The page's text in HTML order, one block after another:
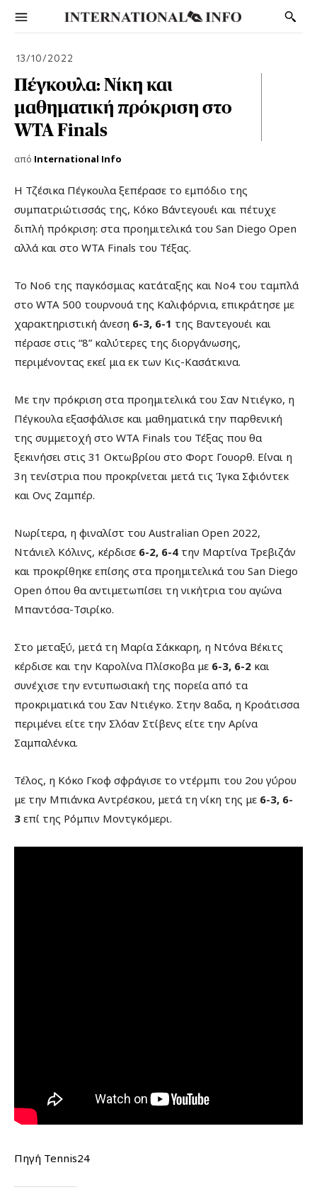
13/10/2022
Πέγκουλα: Νίκη και
μαθηματική πρόκριση στο
WTA Finals
από International Info
Η Τζέσικα Πέγκουλα ξεπέρασε το εμπόδιο της
συμπατριώτισσάς της, Κόκο Βάντεγουέι και πέτυχε
διπλή πρόκριση: στα προημιτελικά του San Diego Open
αλλά και στο WTA Finals του Τέξας.
Το Νο6 της παγκόσμιας κατάταξης και Νο4 του ταμπλά
στο WTA 500 τουρνουά της Καλιφόρνια, επικράτησε με
χαρακτηριστική άνεση 6-3, 6-1 της Βαντεγουέι και
πέρασε στις “8” καλύτερες της διοργάνωσης,
περιμένοντας εκεί μια εκ των Κις-Κασάτκινα.
Με την πρόκριση στα προημιτελικά του Σαν Ντιέγκο, η
Πέγκουλα εξασφάλισε και μαθηματικά την παρθενική
της συμμετοχή στο WTA Finals του Τέξας που θα
ξεκινήσει στις 31 Οκτωβρίου στο Φορτ Γουορθ. Είναι η
3η τενίστρια που προκρίνεται μετά τις Ίγκα Σφιόντεκ
και Ονς Ζαμπέρ.
Νωρίτερα, η φιναλίστ του Australian Open 2022,
Ντάνιελ Κόλινς, κέρδισε 6-2, 6-4 την Μαρτίνα Τρεβιζάν
και προκρίθηκε επίσης στα προημιτελικά του San Diego
Open όπου θα αντιμετωπίσει τη νικήτρια του αγώνα
Μπαντόσα-Τσιρίκο.
Στο μεταξύ, μετά τη Μαρία Σάκκαρη, η Ντόνα Βέκιτς
κέρδισε και την Καρολίνα Πλίσκοβα με 6-3, 6-2 και
συνέχισε την εντυπωσιακή της πορεία από τα
προκριματικά του Σαν Ντιέγκο. Στην 8αδα, η Κροάτισσα
περιμένει είτε την Σλόαν Στίβενς είτε την Αρίνα
Σαμπαλένκα.
Τέλος, η Κόκο Γκοφ σφράγισε το ντέρμπι του 2ου γύρου
με την Μπιάνκα Αντρέσκου, μετά τη νίκη της με 6-3, 6-
3 επί της Ρόμπιν Μοντγκόμερι.
Πηγή Tennis24